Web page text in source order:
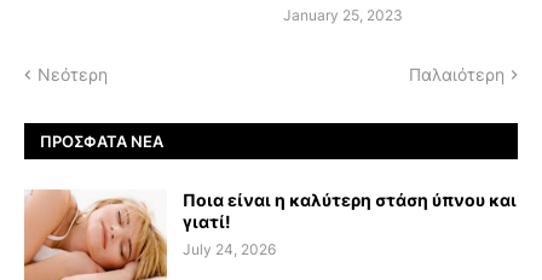
January 25, 2023
Νεότερη Παλαιότερη
ΠΡΌΣΦΑΤΑ ΝΈΑ
Ποια είναι η καλύτερη στάση ύπνου και
γιατί!
July 24, 2026